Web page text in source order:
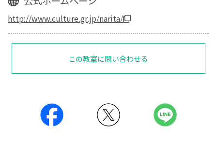
http://www.culture.gr.jp/narita/
この教室に問い合わせる